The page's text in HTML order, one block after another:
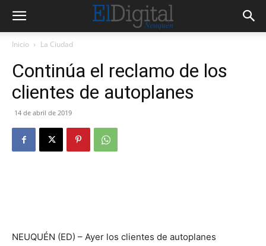
Inicio La Ciudad
Continúa el reclamo de los
clientes de autoplanes
14 de abril de 2019
NEUQUÉN (ED) – Ayer los clientes de autoplanes